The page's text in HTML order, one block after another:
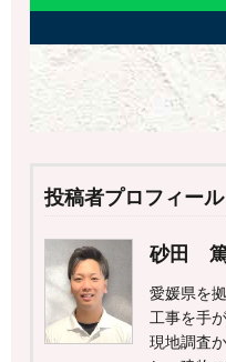
投稿者プロフィール
砂田
愛媛県を
工事を手
現地調査